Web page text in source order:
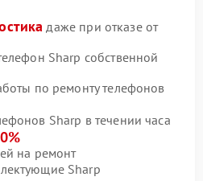
даже при отказе от
Sharp собственной
по ремонту телефонов
Sharp в течении часа
на ремонт
Sharp